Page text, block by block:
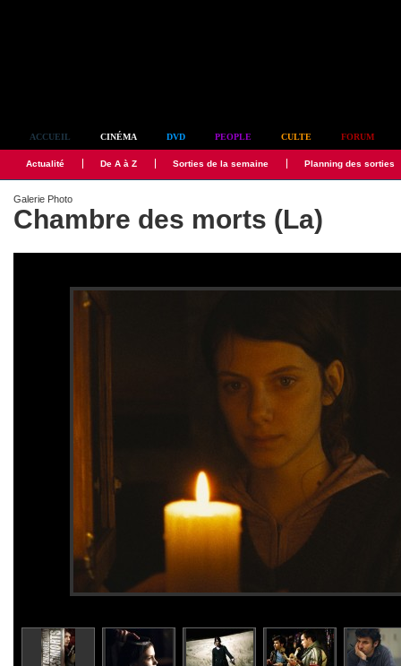
ACCUEIL CINÉMA DVD PEOPLE CULTE FORUM
Actualité De A à Z Sorties de la semaine Planning des sorties
Galerie Photo
Chambre des morts (La)